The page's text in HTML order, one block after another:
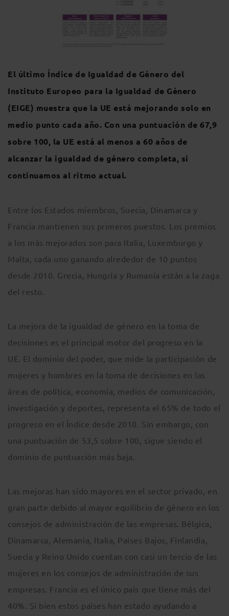
El último Índice de Igualdad de Género del
Instituto Europeo para la Igualdad de Género
(EIGE) muestra que la UE está mejorando solo en
medio punto cada año. Con una puntuación de 67,9
sobre 100, la UE está al menos a 60 años de
alcanzar la igualdad de género completa, si
continuamos al ritmo actual.
Entre los Estados miembros, Suecia, Dinamarca y
Francia mantienen sus primeros puestos. Los premios
a los más mejorados son para Italia, Luxemburgo y
Malta, cada uno ganando alrededor de 10 puntos
desde 2010. Grecia, Hungría y Rumanía están a la zaga
del resto.
La mejora de la igualdad de género en la toma de
decisiones es el principal motor del progreso en la
UE. El dominio del poder, que mide la participación de
mujeres y hombres en la toma de decisiones en las
áreas de política, economía, medios de comunicación,
investigación y deportes, representa el 65% de todo el
progreso en el Índice desde 2010. Sin embargo, con
una puntuación de 53,5 sobre 100, sigue siendo el
dominio de puntuación más baja.
Las mejoras han sido mayores en el sector privado, en
gran parte debido al mayor equilibrio de género en los
consejos de administración de las empresas. Bélgica,
Dinamarca, Alemania, Italia, Países Bajos, Finlandia,
Suecia y Reino Unido cuentan con casi un tercio de las
mujeres en los consejos de administración de sus
empresas. Francia es el único país que tiene más del
40%. Si bien estos países han estado ayudando a